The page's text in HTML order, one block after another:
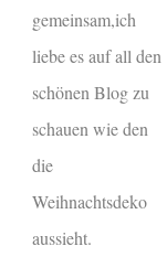
gemeinsam,ich
liebe es auf all den
schönen Blog zu
schauen wie den
die
Weihnachtsdeko
aussieht.